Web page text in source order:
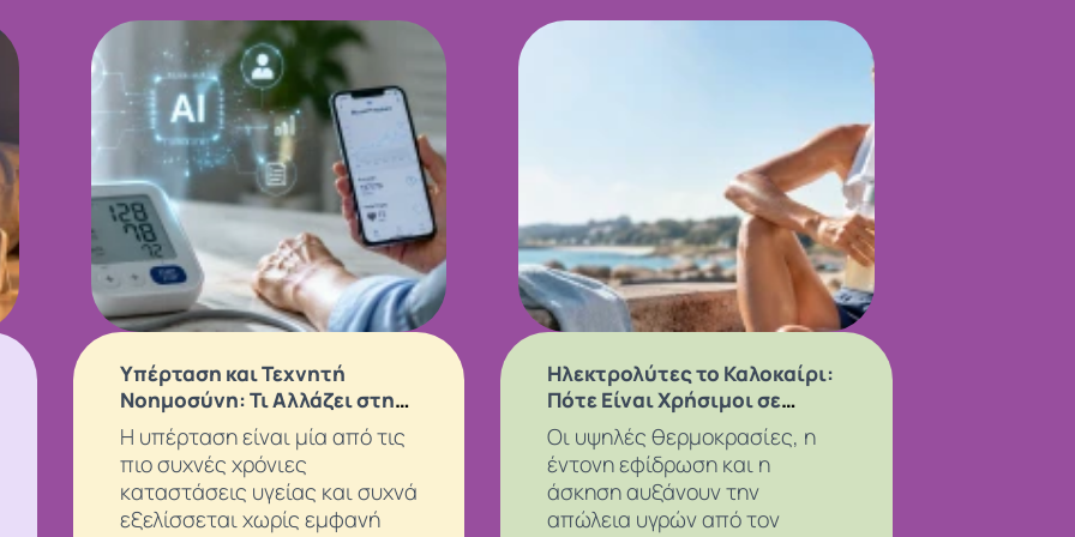
Υπέρταση και Τεχνητή
Νοημοσύνη: Τι Αλλάζει στην
Παρακολούθηση της Πίεσης;
Η υπέρταση είναι μία από τις
πιο συχνές χρόνιες
καταστάσεις υγείας και συχνά
εξελίσσεται χωρίς εμφανή
Ηλεκτρολύτες το Καλοκαίρι:
Πότε Είναι Χρήσιμοι σε
Ζέστη και Άσκηση
Οι υψηλές θερμοκρασίες, η
έντονη εφίδρωση και η
άσκηση αυξάνουν την
απώλεια υγρών από τον